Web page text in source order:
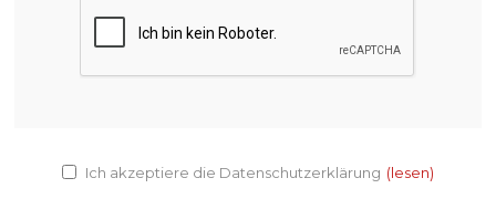
Ich akzeptiere die Datenschutzerklärung (lesen)